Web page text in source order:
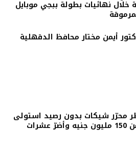
خلال نهائيات بطولة ببجي موبايل
أيمن مختار محافظ الدقهلية
محرّر شيكات بدون رصيد استولى
على أكثر من 150 مليون جنيه وأضرّ عشرات